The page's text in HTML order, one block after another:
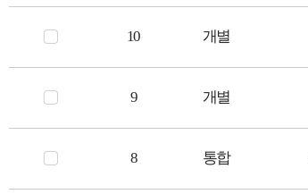
10 개별
9 개별
8 통합